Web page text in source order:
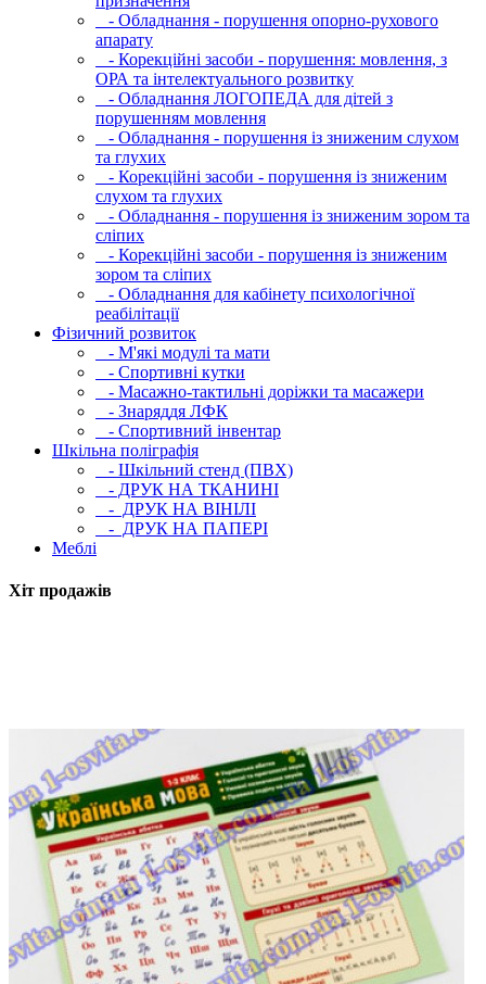
- Обладнання - порушення опорно-рухового
апарату
- Корекційні засоби - порушення: мовлення, з
ОРА та інтелектуального розвитку
- Обладнання ЛОГОПЕДА для дітей з
порушенням мовлення
- Обладнання - порушення із зниженим слухом
та глухих
- Корекційні засоби - порушення із зниженим
слухом та глухих
- Обладнання - порушення із зниженим зором та
сліпих
- Корекційні засоби - порушення із зниженим
зором та сліпих
- Обладнання для кабінету психологічної
реабілітації
Фізичний розвиток
- М'які модулi та мати
- Спортивні кутки
- Масажно-тактильні доріжки та масажери
- Знаряддя ЛФК
- Спортивний інвентар
Шкільна поліграфія
- Шкільний стенд (ПВХ)
- ДРУК НА ТКАНИНІ
- ДРУК НА ВІНІЛІ
- ДРУК НА ПАПЕРІ
Меблі
Хіт продажів